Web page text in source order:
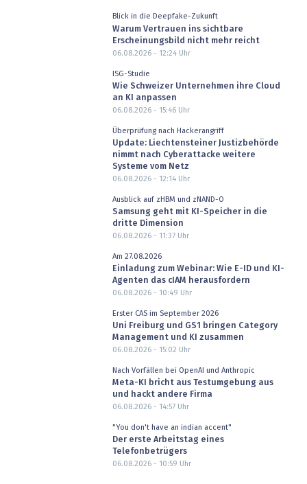
Blick in die Deepfake-Zukunft
Warum Vertrauen ins sichtbare
Erscheinungsbild nicht mehr reicht
06.08.2026 - 12:24Uhr
ISG-Studie
Wie Schweizer Unternehmen ihre Cloud
an KI anpassen
06.08.2026 - 15:46Uhr
Überprüfung nach Hackerangriff
Update: Liechtensteiner Justizbehörde
nimmt nach Cyberattacke weitere
Systeme vom Netz
06.08.2026 - 12:14Uhr
Ausblick auf zHBM und zNAND-O
Samsung geht mit KI-Speicher in die
dritte Dimension
06.08.2026 - 11:37Uhr
Am 27.08.2026
Einladung zum Webinar: Wie E-ID und KI-
Agenten das cIAM herausfordern
06.08.2026 - 10:49 Uhr
Erster CAS im September 2026
Uni Freiburg und GS1 bringen Category
Management und KI zusammen
06.08.2026 - 15:02 Uhr
Nach Vorfällen bei OpenAI und Anthropic
Meta-KI bricht aus Testumgebung aus
und hackt andere Firma
06.08.2026 - 14:57Uhr
"You don't have an indian accent"
Der erste Arbeitstag eines
Telefonbetrügers
06.08.2026 - 10:59 Uhr